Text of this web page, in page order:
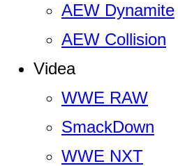
AEW Dynamite
AEW Collision
Videa
WWE RAW
SmackDown
WWE NXT